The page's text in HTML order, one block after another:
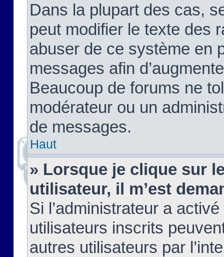
Dans la plupart des cas,
peut modifier le texte des
abuser de ce système en
messages afin
Beaucoup de forums ne
modérateur ou un
de messages.
Haut
» Lorsque je clique sur
utilisateur, il m’est
Si l’administrateur a
utilisateurs inscrits
autres utilisateurs par